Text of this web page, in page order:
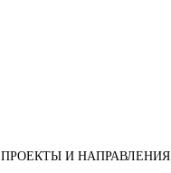
ПРОЕКТЫ И НАПРАВЛЕНИЯ